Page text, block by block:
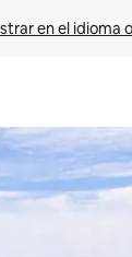
en el idioma